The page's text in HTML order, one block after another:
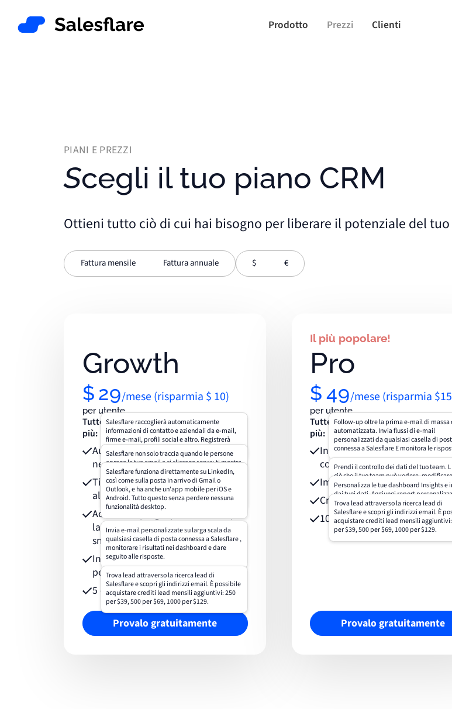
Prodotto Prezzi Clienti
PIANI E PREZZI
Scegli il tuo piano CRM
Ottieni tutto ciò di cui hai bisogno per liberare il potenziale del
Fattura mensile Fattura annuale $ €
Growth
$ 29/mese (risparmia $ 10)
per utente
Tutte le funzionalità CRM che ti aspetti,
più:
Automatizza l'inserimento dei dati
nel tuo CRM
Salesflare raccoglierà automaticamente
informazioni di contatto e aziendali da e-mail,
firme e-mail, profili social e altro. Registrerà
anche le tue riunioni e le tue telefonate per te.
Tieni traccia di e-mail, link e visite
al sito web
Salesflare non solo traccia quando le persone
aprono le tue email e ci cliccano sopra; ti mostra
anche quali pagine queste persone visitano sul
tuo sito, quando e per quanto tempo. Basta
installare la barra laterale delle email e lo script
di monitoraggio del sito web.
Accesso al plugin per LinkedIn, per
la casella e-mail e l'app per
smartphone
Salesflare funziona direttamente su LinkedIn,
così come sulla posta in arrivo di Gmail o
Outlook, e ha anche un'app mobile per iOS e
Android. Tutto questo senza perdere nessuna
funzionalità desktop.
Invia campagne e-mail
personalizzate
Invia e-mail personalizzate su larga scala da
qualsiasi casella di posta connessa a Salesflare ,
monitorare i risultati nei dashboard e dare
seguito alle risposte.
5 crediti lead
Trova lead attraverso la ricerca lead di
Salesflare e scopri gli indirizzi email. È possibile
acquistare crediti lead mensili aggiuntivi: 250
per $39, 500 per $69, 1000 per $129.
Provalo gratuitamente
Il più popolare!
Pro
$ 49/mese (risparmia
per utente
Tutte le funzionalità del piano
più:
Invia campagne e-mail con
comunicazioni
Follow-up oltre la prima e-mail di massa
automatizzata. Invia flussi di e-mail
personalizzati da qualsiasi casella di
connessa a Salesflare E monitora le
Imposta i permessi utente
Prendi il controllo dei dati del tuo team.
ciò che il tuo team può vedere,
eliminare. Concedi loro l'accesso solo a
specifiche. Crea utenti di sola
assegna manager a gruppi di utenti.
Crea dashboard personalizzate
Personalizza le tue dashboard Insights e
dai tuoi dati. Aggiungi report
riordinali nella dashboard e crea anche
dashboard.
100 crediti lead
Trova lead attraverso la ricerca lead di
Salesflare e scopri gli indirizzi email. È
acquistare crediti lead mensili
per $39, 500 per $69, 1000 per $129.
Provalo gratuitamente